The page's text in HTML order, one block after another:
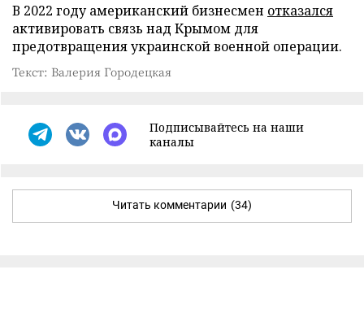
В 2022 году американский бизнесмен отказался
активировать связь над Крымом для
предотвращения украинской военной операции.
Текст: Валерия Городецкая
Подписывайтесь на наши
каналы
Читать комментарии (34)